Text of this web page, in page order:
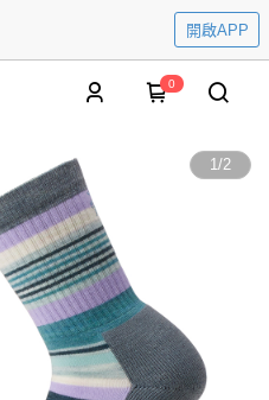
開啟APP
0
1/2